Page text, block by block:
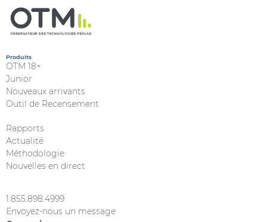
Produits
OTM 18+
Junior
Nouveaux arrivants
Outil de Recensement
Rapports
Actualité
Méthodologie
Nouvelles en direct
1.855.898.4999
Envoyez-nous un message